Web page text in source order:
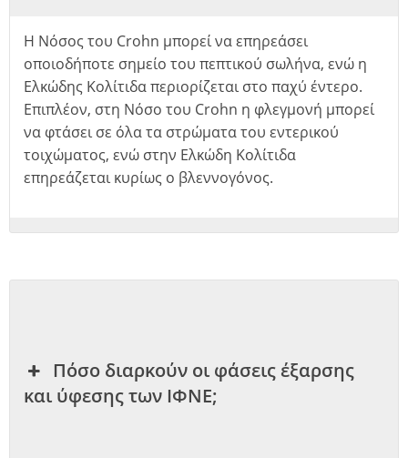
Η Νόσος του Crohn μπορεί να επηρεάσει
οποιοδήποτε σημείο του πεπτικού σωλήνα, ενώ η
Ελκώδης Κολίτιδα περιορίζεται στο παχύ έντερο.
Επιπλέον, στη Νόσο του Crohn η φλεγμονή μπορεί
να φτάσει σε όλα τα στρώματα του εντερικού
τοιχώματος, ενώ στην Ελκώδη Κολίτιδα
επηρεάζεται κυρίως ο βλεννογόνος.
Πόσο διαρκούν οι φάσεις έξαρσης
και ύφεσης των ΙΦΝΕ;